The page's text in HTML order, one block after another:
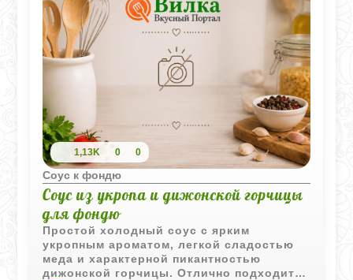
1,13K 0 0
Соус к фондю
Соус из укропа и дижонской горчицы
для фондю
Простой холодный соус с ярким
укропным ароматом, легкой сладостью
меда и характерной пикантностью
дижонской горчицы. Отлично подходит к